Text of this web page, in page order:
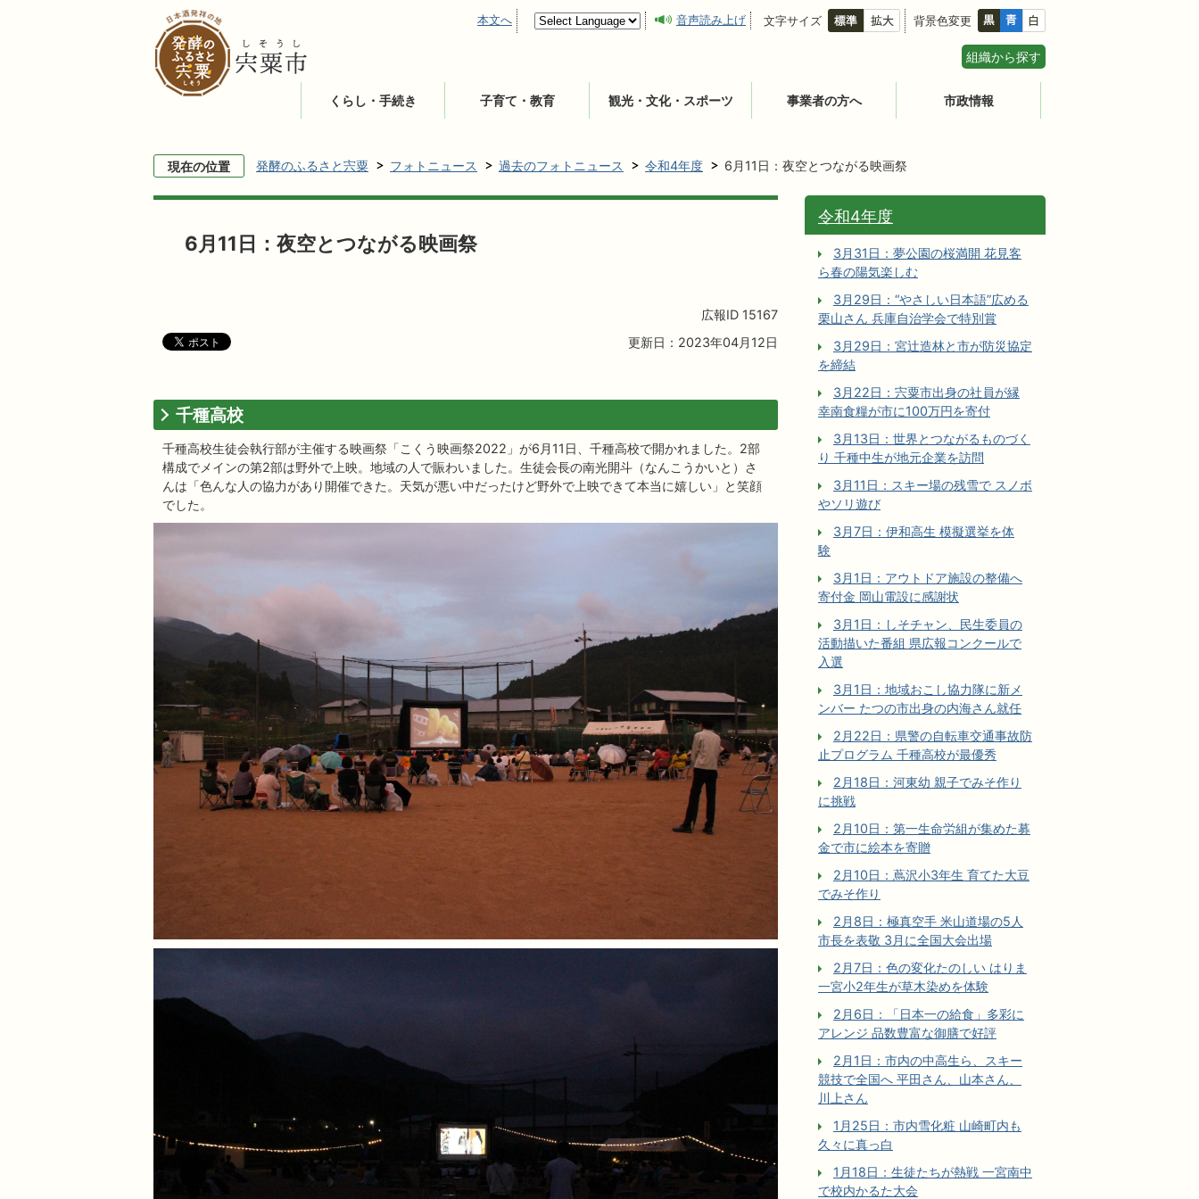
本文へ 音声読み上げ 文字サイズ 背景色変更
組織から探す
くらし・手続き 子育て・教育 観光・文化・スポーツ 事業者の方へ 市政情報
現在の位置 発酵のふるさと宍粟 フォトニュース 過去のフォトニュース 令和4年度 6月11日：夜空とつながる映画祭
6月11日：夜空とつながる映画祭
広報ID 15167
更新日：2023年04月12日
千種高校
千種高校生徒会執行部が主催する映画祭「こくう映画祭2022」が6月11日、千種高校で開かれました。2部
構成でメインの第2部は野外で上映。地域の人で賑わいました。生徒会長の南光開斗（なんこうかいと）さ
んは「色んな人の協力があり開催できた。天気が悪い中だったけど野外で上映できて本当に嬉しい」と笑顔
でした。
令和4年度
3月31日：夢公園の桜満開 花見客
ら春の陽気楽しむ
3月29日：“やさしい日本語”広める
栗山さん 兵庫自治学会で特別賞
3月29日：宮辻󠄀造林と市が防災協定
を締結
3月22日：宍粟市出身の社員が縁
幸南食糧が市に100万円を寄付
3月13日：世界とつながるものづく
り 千種中生が地元企業を訪問
3月11日：スキー場の残雪で スノボ
やソリ遊び
3月7日：伊和高生 模擬選挙を体
験
3月1日：アウトドア施設の整備へ
寄付金 岡山電設に感謝状
3月1日：しそチャン、民生委員の
活動描いた番組 県広報コンクールで
入選
3月1日：地域おこし協力隊に新メ
ンバー たつの市出身の内海さん就任
2月22日：県警の自転車交通事故防
止プログラム 千種高校が最優秀
2月18日：河東幼 親子でみそ作り
に挑戦
2月10日：第一生命労組が集めた募
金で市に絵本を寄贈
2月10日：蔦沢小3年生 育てた大豆
でみそ作り
2月8日：極真空手 米山道場の5人
市長を表敬 3月に全国大会出場
2月7日：色の変化たのしい はりま
一宮小2年生が草木染めを体験
2月6日：「日本一の給食」多彩に
アレンジ 品数豊富な御膳で好評
2月1日：市内の中高生ら、スキー
競技で全国へ 平田さん、山本さん、
川上さん
1月25日：市内雪化粧 山崎町内も
久々に真っ白
1月18日：生徒たちが熱戦 一宮南中
で校内かるた大会